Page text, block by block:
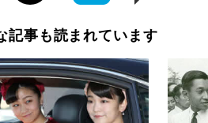
記事も読まれています